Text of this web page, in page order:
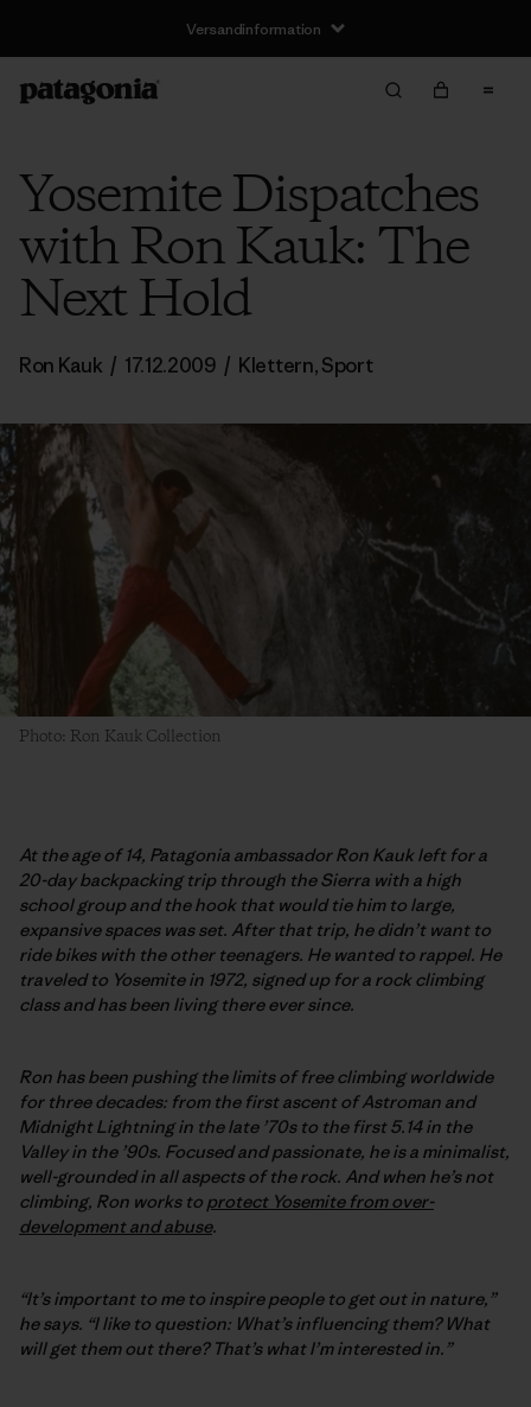
Versandinformation
Yosemite Dispatches
with Ron Kauk: The
Next Hold
Ron Kauk / 17.12.2009 / Klettern,Sport
Photo: Ron Kauk Collection
At the age of 14, Patagonia ambassador Ron Kauk left for a
20-day backpacking trip through the Sierra with a high
school group and the hook that would tie him to large,
expansive spaces was set. After that trip, he didn’t want to
ride bikes with the other teenagers. He wanted to rappel. He
traveled to Yosemite in 1972, signed up for a rock climbing
class and has been living there ever since.
Ron has been pushing the limits of free climbing worldwide
for three decades: from the first ascent of Astroman and
Midnight Lightning in the late ’70s to the first 5.14 in the
Valley in the ’90s. Focused and passionate, he is a minimalist,
well-grounded in all aspects of the rock. And when he’s not
climbing, Ron works to protect Yosemite from over-
development and abuse.
“It’s important to me to inspire people to get out in nature,”
he says. “I like to question: What’s influencing them? What
will get them out there? That’s what I’m interested in.”